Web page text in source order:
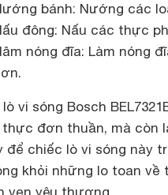
bánh: Nướng các
đông: Nấu các thực
nóng đĩa: Làm nóng
vi sóng Bosch
thực đơn thuần, mà còn
để chiếc lò vi sóng này
khỏi những lo toan về